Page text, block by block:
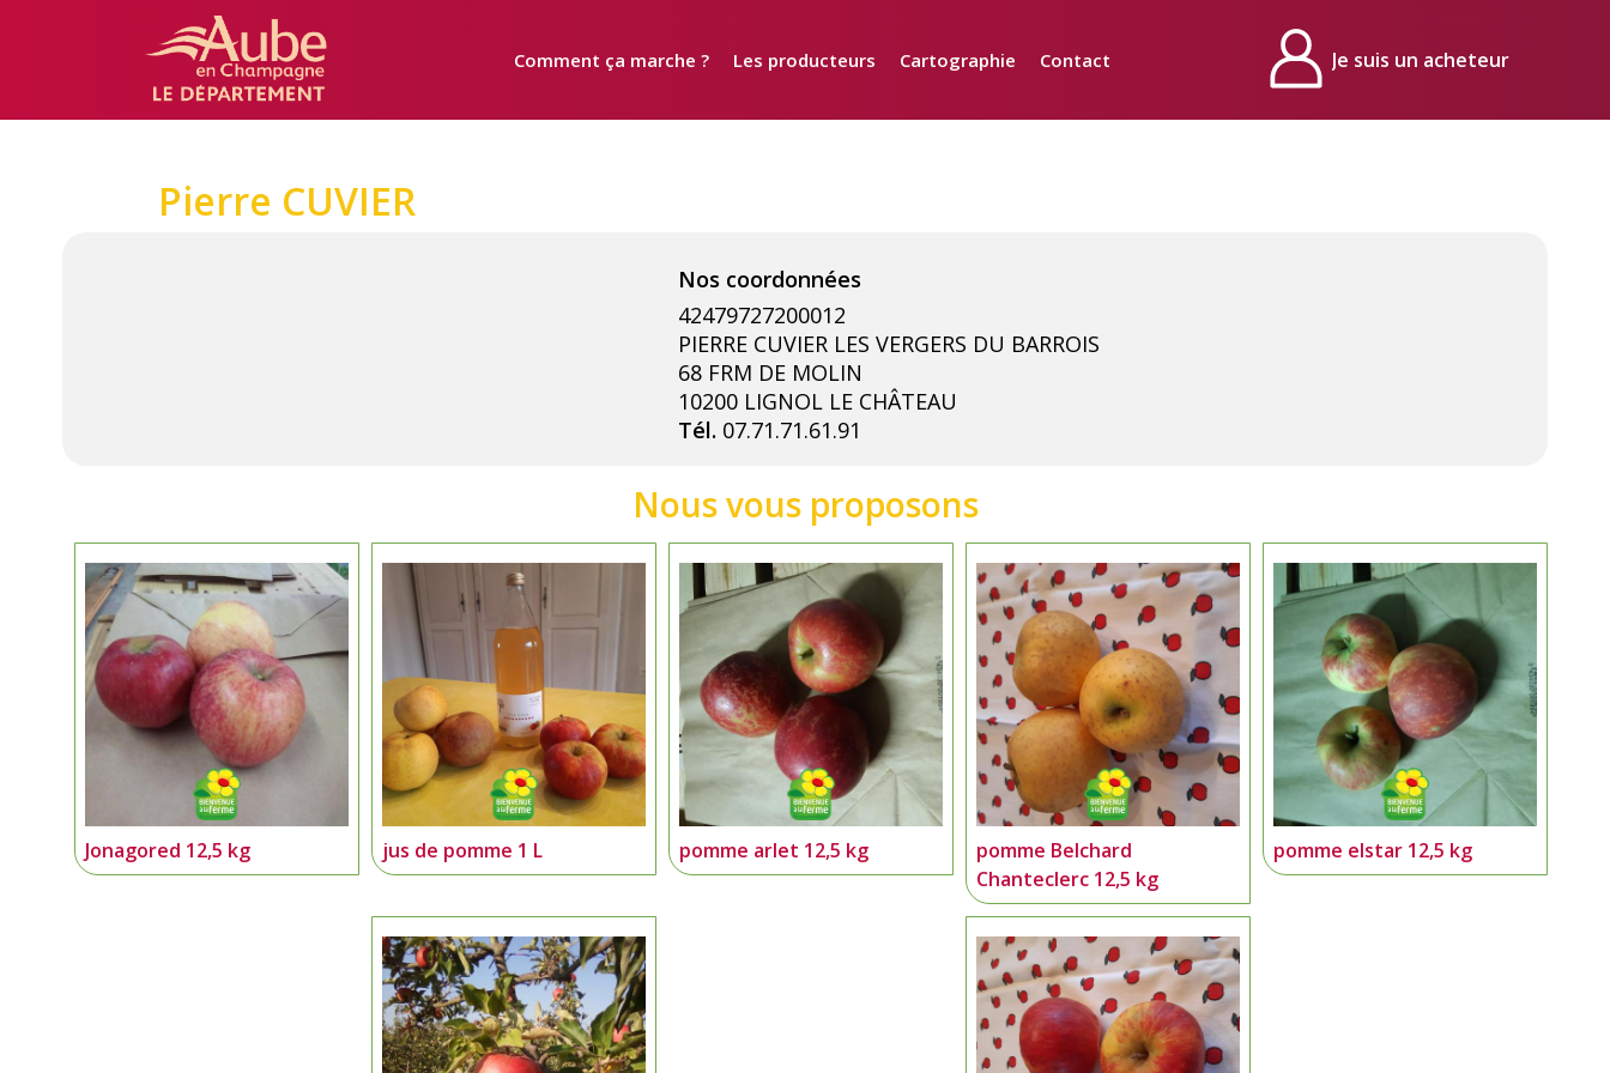
Comment ça marche ? Les producteurs Cartographie Contact
Pierre CUVIER
42479727200012
PIERRE CUVIER LES VERGERS DU BARROIS
68 FRM DE MOLIN
10200 LIGNOL LE CHÂTEAU
Tél. 07.71.71.61.91
Jonagored 12,5 kg jus de pomme 1 L pomme arlet 12,5 kg
pomme Belchard
Chanteclerc 12,5 kg
pomme elstar 12,5 kg